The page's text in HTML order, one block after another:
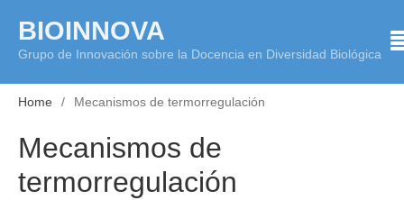
content
BIOINNOVA
Grupo de Innovación sobre la Docencia en Diversidad Biológica
Home Mecanismos de termorregulación
Mecanismos de
termorregulación